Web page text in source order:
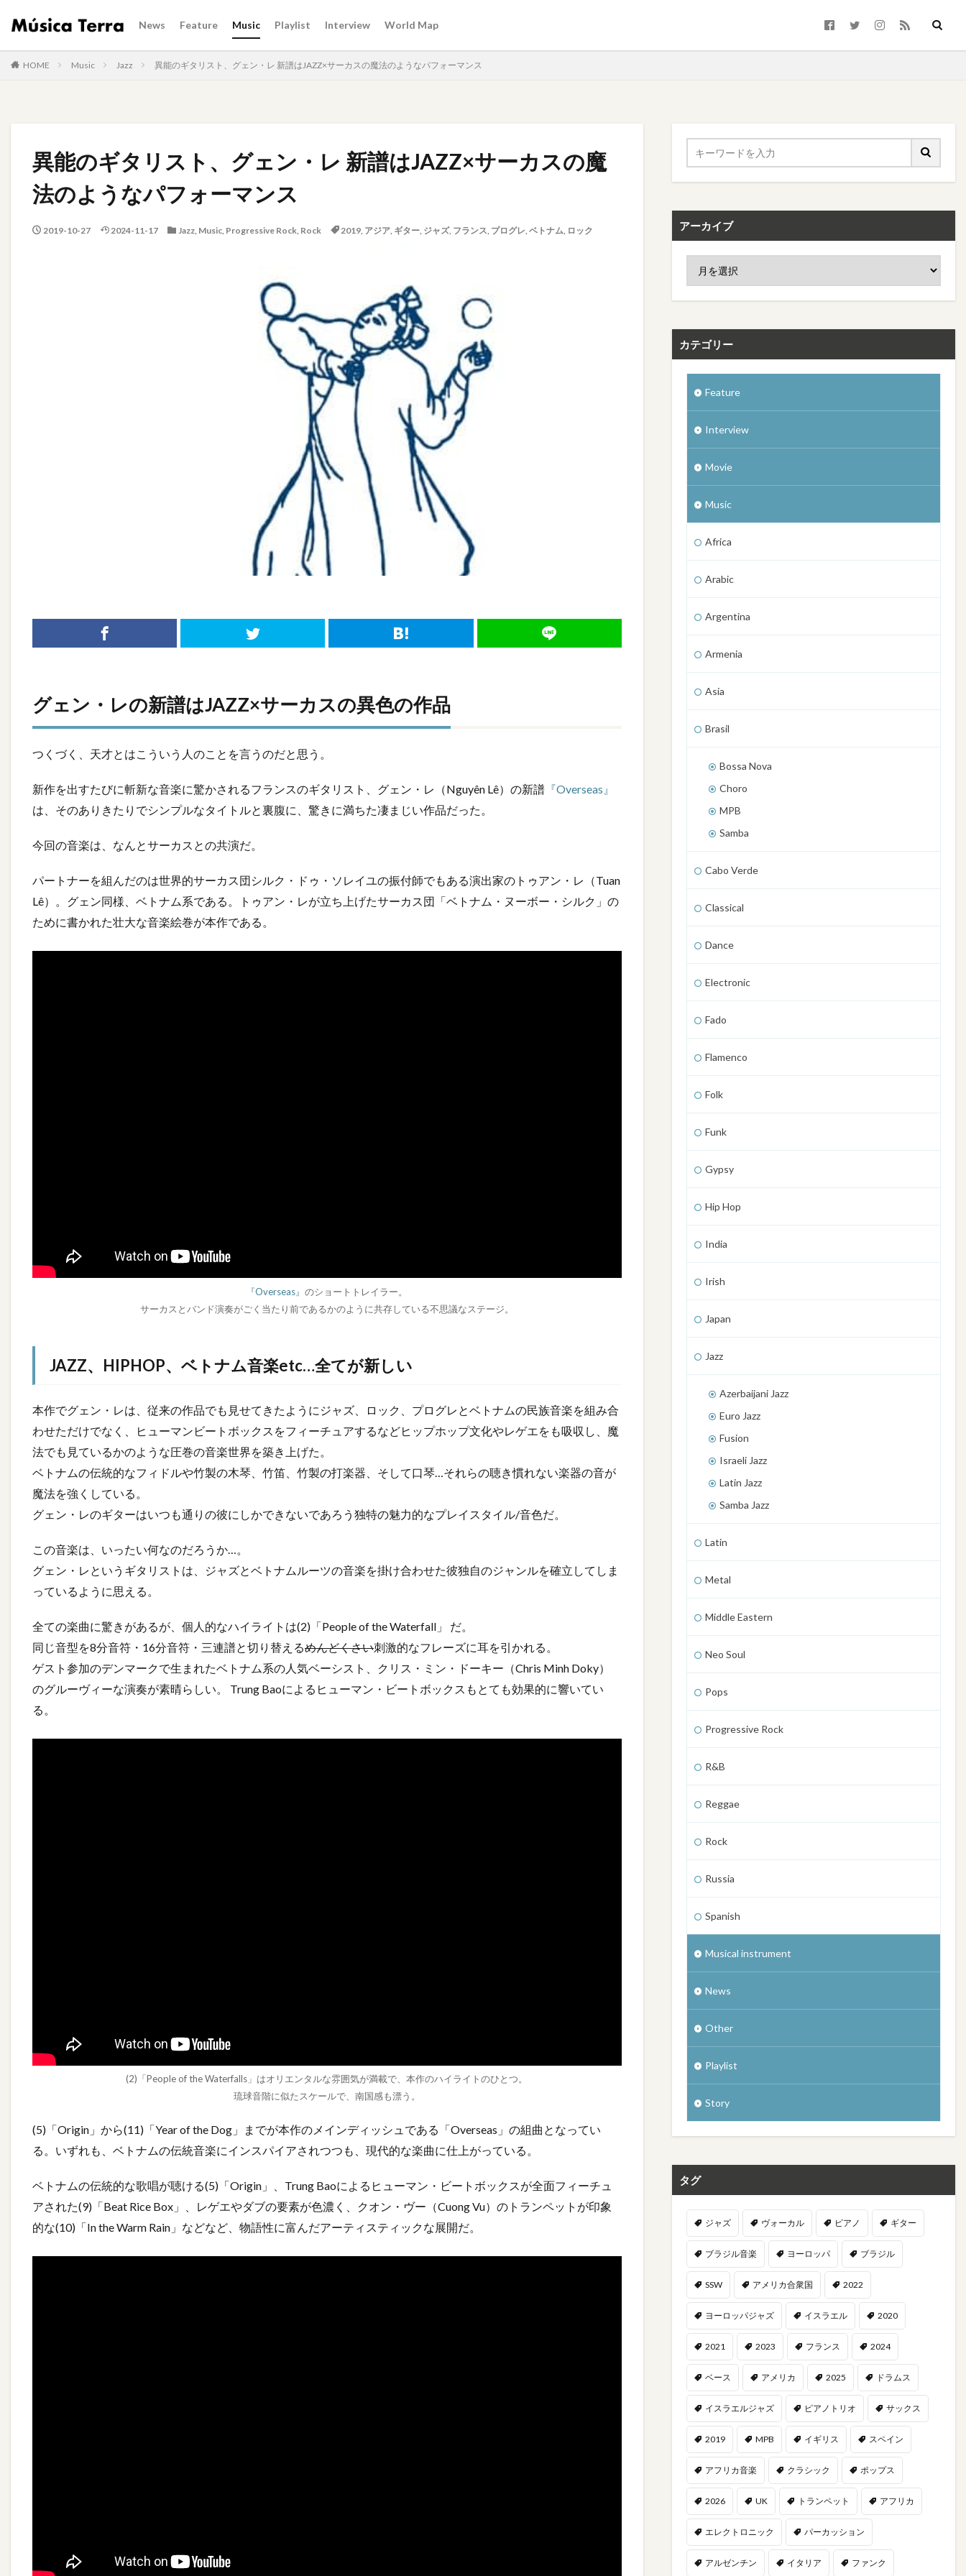
News Feature Music Playlist Interview World Map
HOME Music Jazz 異能のギタリスト、グェン・レ 新譜はJAZZ×サーカスの魔法のようなパフォーマンス
異能のギタリスト、グェン・レ 新譜はJAZZ×サーカスの魔
法のようなパフォーマンス
2019-10-27 2024-11-17 Jazz, Music, Progressive Rock, Rock 2019, アジア, ギター, ジャズ, フランス, プログレ, ベトナム, ロック
グェン・レの新譜はJAZZ×サーカスの異色の作品
つくづく、天才とはこういう人のことを言うのだと思う。
新作を出すたびに斬新な音楽に驚かされるフランスのギタリスト、グェン・レ（Nguyên Lê）の新譜 『Overseas』
は、そのありきたりでシンプルなタイトルと裏腹に、驚きに満ちた凄まじい作品だった。
今回の音楽は、なんとサーカスとの共演だ。
パートナーを組んだのは世界的サーカス団シルク・ドゥ・ソレイユの振付師でもある演出家のトゥアン・レ（Tuan
Lê）。グェン同様、ベトナム系である。トゥアン・レが立ち上げたサーカス団「ベトナム・ヌーボー・シルク」の
ために書かれた壮大な音楽絵巻が本作である。
『Overseas』のショートトレイラー。
サーカスとバンド演奏がごく当たり前であるかのように共存している不思議なステージ。
JAZZ、HIPHOP、ベトナム音楽etc…全てが新しい
本作でグェン・レは、従来の作品でも見せてきたようにジャズ、ロック、プログレとベトナムの民族音楽を組み合
わせただけでなく、ヒューマンビートボックスをフィーチュアするなどヒップホップ文化やレゲエをも吸収し、魔
法でも見ているかのような圧巻の音楽世界を築き上げた。
ベトナムの伝統的なフィドルや竹製の木琴、竹笛、竹製の打楽器、そして口琴…それらの聴き慣れない楽器の音が
魔法を強くしている。
グェン・レのギターはいつも通りの彼にしかできないであろう独特の魅力的なプレイスタイル/音色だ。
この音楽は、いったい何なのだろうか…。
グェン・レというギタリストは、ジャズとベトナムルーツの音楽を掛け合わせた彼独自のジャンルを確立してしま
っているように思える。
全ての楽曲に驚きがあるが、個人的なハイライトは(2)「People of the Waterfall」 だ。
同じ音型を8分音符・16分音符・三連譜と切り替えるめんどくさい刺激的なフレーズに耳を引かれる。
ゲスト参加のデンマークで生まれたベトナム系の人気ベーシスト、クリス・ミン・ドーキー（Chris Minh Doky）
のグルーヴィーな演奏が素晴らしい。 Trung Baoによるヒューマン・ビートボックスもとても効果的に響いてい
る。
(2)「People of the Waterfalls」はオリエンタルな雰囲気が満載で、本作のハイライトのひとつ。
琉球音階に似たスケールで、南国感も漂う。
(5)「Origin」から(11)「Year of the Dog」までが本作のメインディッシュである「Overseas」の組曲となってい
る。いずれも、ベトナムの伝統音楽にインスパイアされつつも、現代的な楽曲に仕上がっている。
ベトナムの伝統的な歌唱が聴ける(5)「Origin」、Trung Baoによるヒューマン・ビートボックスが全面フィーチュ
アされた(9)「Beat Rice Box」、レゲエやダブの要素が色濃く、クオン・ヴー（Cuong Vu）のトランペットが印象
的な(10)「In the Warm Rain」などなど、物語性に富んだアーティスティックな展開だ。
アーカイブ
カテゴリー
Feature
Interview
Movie
Music
Africa
Arabic
Argentina
Armenia
Asia
Brasil
Bossa Nova
Choro
MPB
Samba
Cabo Verde
Classical
Dance
Electronic
Fado
Flamenco
Folk
Funk
Gypsy
Hip Hop
India
Irish
Japan
Jazz
Azerbaijani Jazz
Euro Jazz
Fusion
Israeli Jazz
Latin Jazz
Samba Jazz
Latin
Metal
Middle Eastern
Neo Soul
Pops
Progressive Rock
R&B
Reggae
Rock
Russia
Spanish
Musical instrument
News
Other
Playlist
Story
タグ
ジャズ ヴォーカル ピアノ ギター
ブラジル音楽 ヨーロッパ ブラジル
SSW アメリカ合衆国 2022
ヨーロッパジャズ イスラエル 2020
2021 2023 フランス 2024
ベース アメリカ 2025 ドラムス
イスラエルジャズ ピアノトリオ サックス
2019 MPB イギリス スペイン
アフリカ音楽 クラシック ポップス
2026 UK トランペット アフリカ
エレクトロニック パーカッション
アルゼンチン イタリア ファンク